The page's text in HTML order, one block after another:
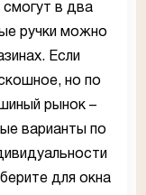
смогут в два
ручки можно
Если
но по
рынок –
варианты по
для окна